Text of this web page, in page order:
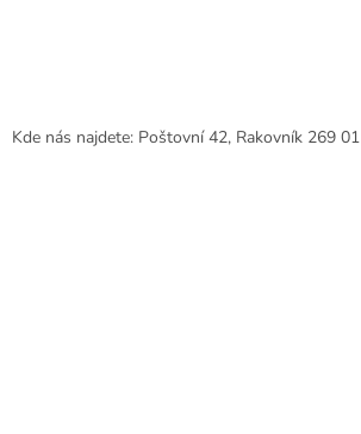
Kde nás najdete: Poštovní 42, Rakovník 269 01